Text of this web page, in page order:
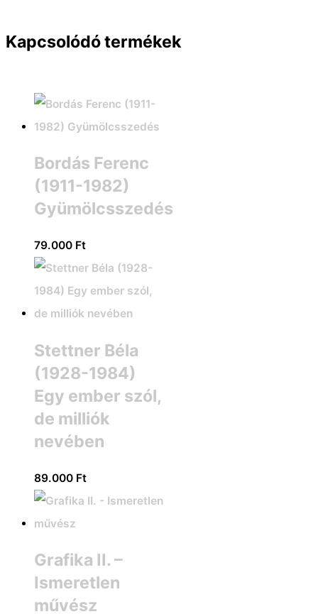
Kapcsolódó termékek
Bordás Ferenc
(1911-1982)
Gyümölcsszedés
79.000 Ft
Stettner Béla
(1928-1984)
Egy ember szól,
de milliók
nevében
89.000 Ft
Grafika II. –
Ismeretlen
művész